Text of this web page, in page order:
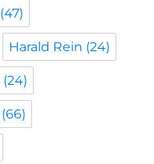
(47)
Harald Rein (24)
(24)
(66)